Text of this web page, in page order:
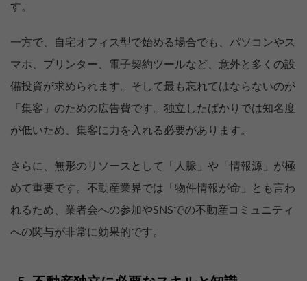
す。
一方で、自宅オフィス型で始める場合でも、パソコンやス
マホ、プリンター、電子契約ツールなど、意外と多くの設
備投資が求められます。そして最も忘れてはならないのが
「集客」のための広告費です。独立したばかりでは知名度
が低いため、集客に力を入れる必要があります。
さらに、無形のリソースとして「人脈」や「情報源」が極
めて重要です。不動産業界では「物件情報が命」とも言わ
れるため、業者会への参加やSNSでの不動産コミュニティ
への関与が非常に効果的です。